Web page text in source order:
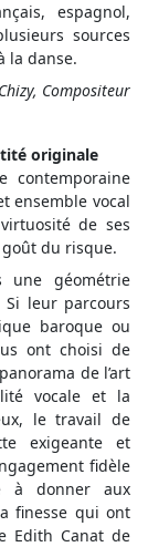
espagnol,
sources
la danse.
Compositeur
originale
contemporaine
ensemble vocal
de ses
goût du risque.
une géométrie
leur parcours
baroque ou
ont choisi de
de l’art
vocale et la
le travail de
exigeante et
fidèle
à donner aux
finesse qui ont
Edith Canat de